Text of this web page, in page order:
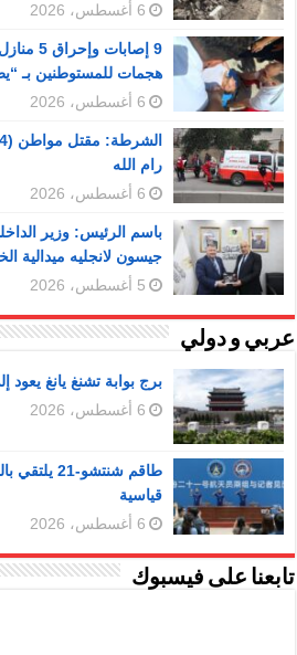
6 أغسطس، 2026
9
هجمات للمستوطنين بـ
6 أغسطس، 2026
رام الله
6 أغسطس، 2026
باسم الرئيس: وزير
جيسون لانجليه ميدالية
5 أغسطس، 2026
عربي و دولي
برج بوابة تشنغ يانغ يعود
6 أغسطس، 2026
طاقم
قياسية
6 أغسطس، 2026
تابعنا على فيسبوك